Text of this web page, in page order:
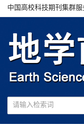
中国高校科技期刊集群服